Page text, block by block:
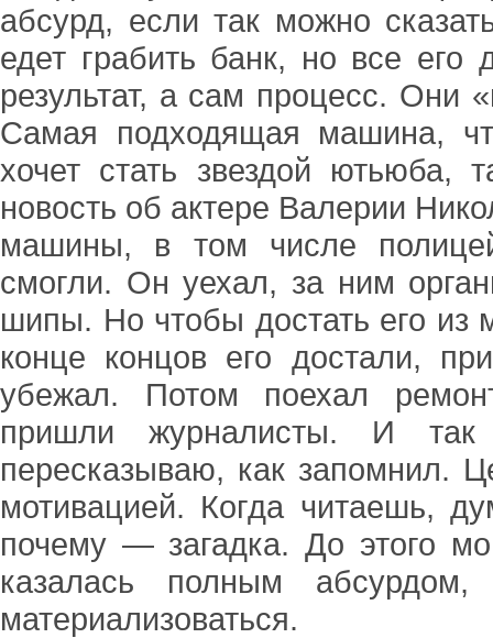
абсурд, если так можно
едет грабить банк, но все
результат, а сам процесс. Они
Самая подходящая машина,
хочет стать звездой ютьюба,
новость об актере Валерии
машины, в том числе
смогли. Он уехал, за ним
шипы. Но чтобы достать его из
конце концов его достали,
убежал. Потом поехал
пришли журналисты. И
пересказываю, как запомнил.
мотивацией. Когда читаешь,
почему — загадка. До этого
казалась полным
материализоваться.